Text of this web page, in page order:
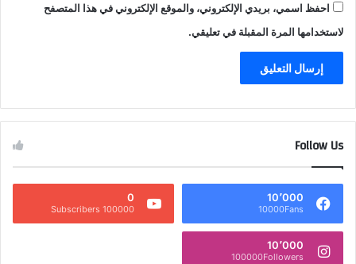
احفظ اسمي، بريدي الإلكتروني، والموقع الإلكتروني في هذا المتصفح
لاستخدامها المرة المقبلة في تعليقي.
Follow Us
10٬000
10000Fans
0
100000 Subscribers
10٬000
100000Followers